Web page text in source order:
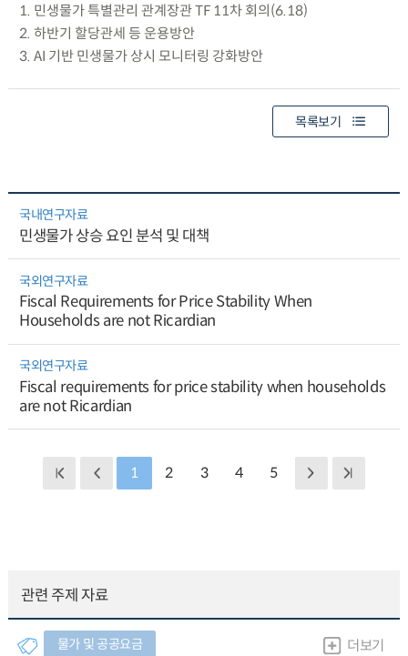
1. 민생물가 특별관리 관계장관 TF 11차 회의(6.18)
2. 하반기 할당관세 등 운용방안
3. AI 기반 민생물가 상시 모니터링 강화방안
목록보기
국내연구자료
민생물가 상승 요인 분석 및 대책
국외연구자료
Fiscal Requirements for Price Stability When
Households are not Ricardian
국외연구자료
Fiscal requirements for price stability when households
are not Ricardian
1 2 3 4 5
관련 주제 자료
물가 및 공공요금 더보기